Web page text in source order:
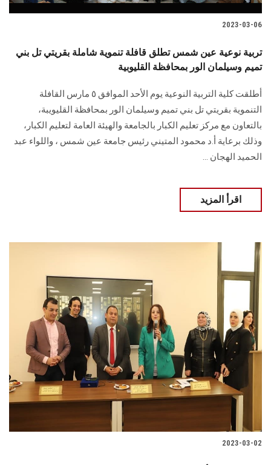
2023-03-06
تربية نوعية عين شمس تطلق قافلة تنموية شاملة بقريتي تل بني
تميم وسيلمان الور بمحافظة القليوبية
أطلقت كلية التربية النوعية يوم الأحد الموافق ٥ مارس القافلة
التنموية بقريتي تل بني تميم وسيلمان الور بمحافظة القليويبة،
بالتعاون مع مركز تعليم الكبار بالجامعة والهيئة العامة لتعليم الكبار،
وذلك برعاية أ.د محمود المتيني رئيس جامعة عين شمس ، واللواء عبد
الحميد الهجان ...
اقرأ المزيد
2023-03-02